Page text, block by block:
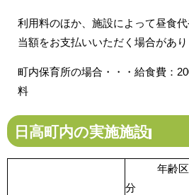
利用料のほか、施設によって昼食
当額をお支払いいただく場合があり
町内保育所の場合・・・給食費：
料
日高町内の実施施設
年齢区
分